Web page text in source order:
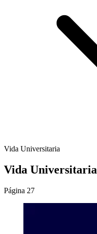
Vida Universitaria
Vida Universitaria
Página 27